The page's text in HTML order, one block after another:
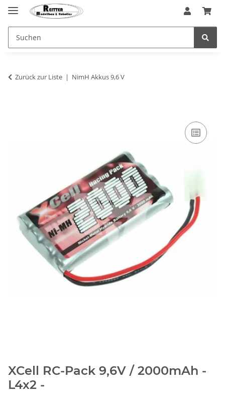
Zurück zur Liste NimH Akkus 9,6 V
XCell RC-Pack 9,6V / 2000mAh -
L4x2 -